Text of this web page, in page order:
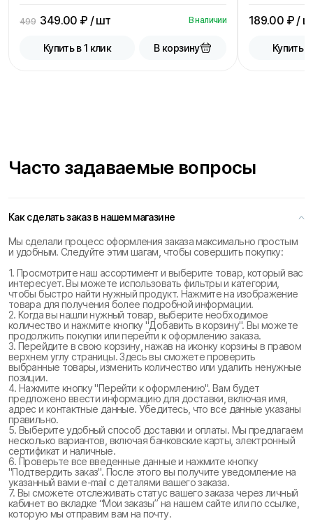
499 349.00 ₽ / шт В наличии
Купить в 1 клик В корзину
189.00 ₽ /
Купить в
Часто задаваемые вопросы
Как сделать заказ в нашем магазине
Мы сделали процесс оформления заказа максимально простым
и удобным. Следуйте этим шагам, чтобы совершить покупку:
1. Просмотрите наш ассортимент и выберите товар, который вас
интересует. Вы можете использовать фильтры и категории,
чтобы быстро найти нужный продукт. Нажмите на изображение
товара для получения более подробной информации.
2. Когда вы нашли нужный товар, выберите необходимое
количество и нажмите кнопку "Добавить в корзину". Вы можете
продолжить покупки или перейти к оформлению заказа.
3. Перейдите в свою корзину, нажав на иконку корзины в правом
верхнем углу страницы. Здесь вы сможете проверить
выбранные товары, изменить количество или удалить ненужные
позиции.
4. Нажмите кнопку "Перейти к оформлению". Вам будет
предложено ввести информацию для доставки, включая имя,
адрес и контактные данные. Убедитесь, что все данные указаны
правильно.
5. Выберите удобный способ доставки и оплаты. Мы предлагаем
несколько вариантов, включая банковские карты, электронный
сертификат и наличные.
6. Проверьте все введенные данные и нажмите кнопку
"Подтвердить заказ". После этого вы получите уведомление на
указанный вами e-mail с деталями вашего заказа.
7. Вы сможете отслеживать статус вашего заказа через личный
кабинет во вкладке “Мои заказы” на нашем сайте или по ссылке,
которую мы отправим вам на почту.